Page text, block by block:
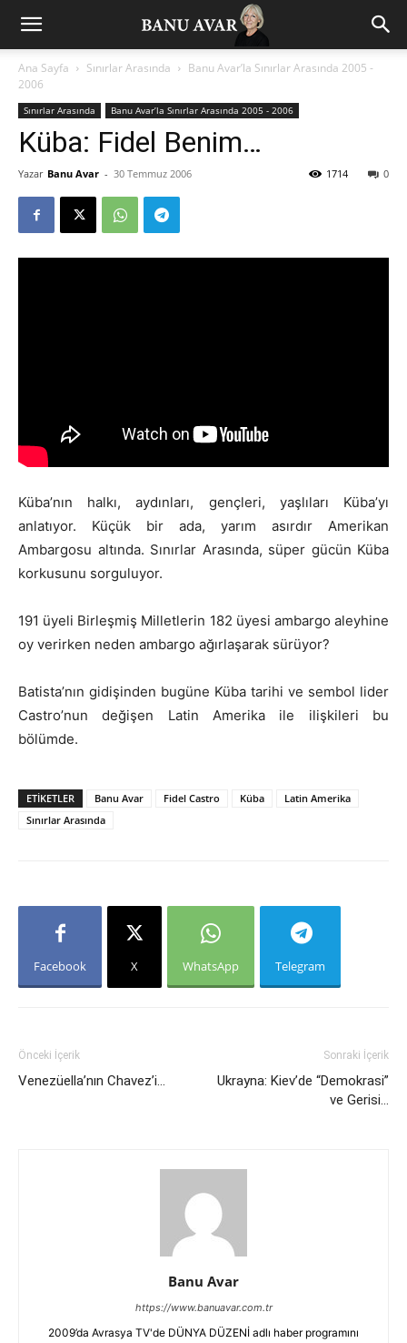
Ana Sayfa Sınırlar Arasında
Banu Avar’la Sınırlar Arasında 2005 -
2006
Sınırlar Arasında Banu Avar’la Sınırlar Arasında 2005 - 2006
Küba: Fidel Benim…
Yazar Banu Avar - 30 Temmuz 2006 0
1714
Küba’nın halkı, aydınları, gençleri, yaşlıları Küba’yı
anlatıyor. Küçük bir ada, yarım asırdır Amerikan
Ambargosu altında. Sınırlar Arasında, süper gücün Küba
korkusunu sorguluyor.
191 üyeli Birleşmiş Milletlerin 182 üyesi ambargo aleyhine
oy verirken neden ambargo ağırlaşarak sürüyor?
Batista’nın gidişinden bugüne Küba tarihi ve sembol lider
Castro’nun değişen Latin Amerika ile ilişkileri bu
bölümde.
ETIKETLER Banu Avar Fidel Castro Küba
Latin Amerika
Sınırlar Arasında
Facebook X WhatsApp Telegram
Önceki İçerik
Venezüella’nın Chavez’i…
Sonraki İçerik
Ukrayna: Kiev’de “Demokrasi”
ve Gerisi…
Banu Avar
https://www.banuavar.com.tr
2009’da Avrasya TV'de DÜNYA DÜZENİ adlı haber programını